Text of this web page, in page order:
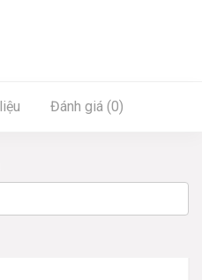
Đánh giá (0)